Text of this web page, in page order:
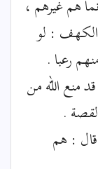
: لو
رعبا .
منع الله من
.
قال : هم